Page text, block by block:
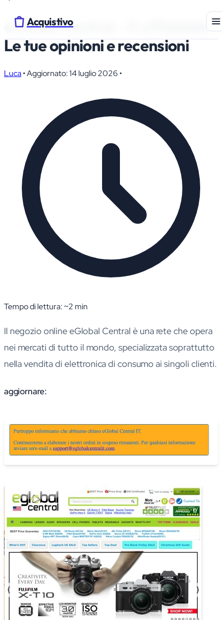
Acquistivo
eGlobal Central – E affidabile?
Le tue opinioni e recensioni
Luca•Aggiornato: 14 luglio 2026 •
Tempo di lettura: ~2 min
Il negozio online eGlobal Central è una rete che opera
nei mercati di tutto il mondo, specializzata soprattutto
nella vendita di elettronica di consumo ai singoli clienti.
aggiornare: